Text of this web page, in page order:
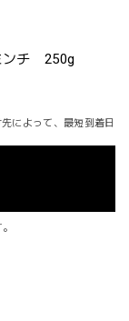
ンチ 250g
によって、最短到着日